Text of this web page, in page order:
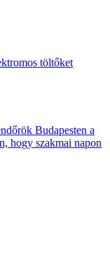
töltőket
Budapesten a
hogy szakmai napon